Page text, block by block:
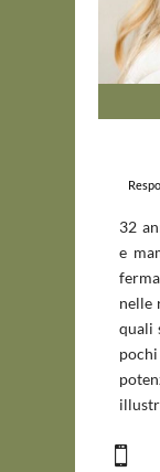
32
e
nelle
quali
